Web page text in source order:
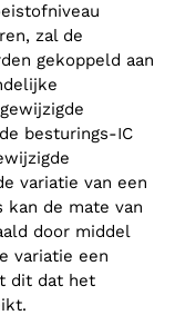
zal de
gekoppeld aan
besturings-IC
variatie van een
kan de mate van
door middel
variatie een
dit dat het